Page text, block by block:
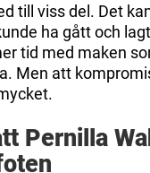
till viss del. Det
ha gått och
tid med maken
Men att
Pernilla